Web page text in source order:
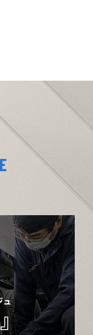
ュ